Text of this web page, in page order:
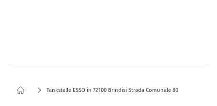
Tankstelle ESSO in 72100 Brindisi Strada Comunale 80